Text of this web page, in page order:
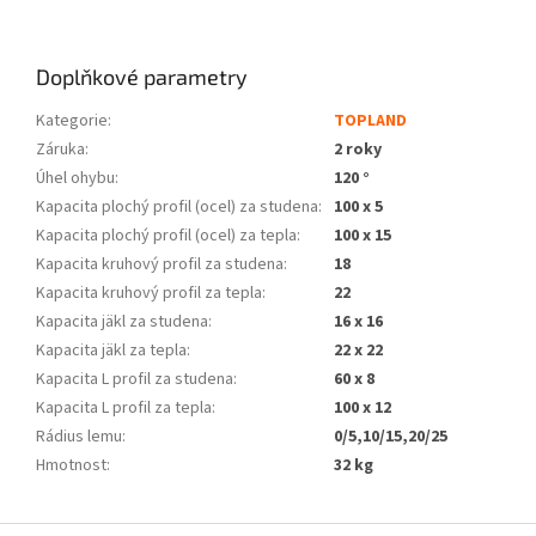
Doplňkové parametry
Kategorie:
TOPLAND
Záruka:
2 roky
Úhel ohybu:
120 °
Kapacita plochý profil (ocel) za studena: 100 x 5
Kapacita plochý profil (ocel) za tepla:
100 x 15
Kapacita kruhový profil za studena:
18
Kapacita kruhový profil za tepla:
22
Kapacita jäkl za studena:
16 x 16
Kapacita jäkl za tepla:
22 x 22
Kapacita L profil za studena:
60 x 8
Kapacita L profil za tepla:
100 x 12
Rádius lemu:
0/5,10/15,20/25
Hmotnost: 32 kg